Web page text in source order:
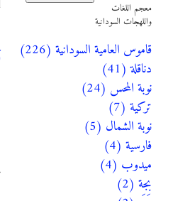
معجم اللغات
واللهجات السودانية
قاموس العامية السودانية (226)
دناقلة (41)
نوبة المحس (24)
تركية (7)
نوبة الشمال (5)
فارسية (4)
ميدوب (4)
بجة (2)